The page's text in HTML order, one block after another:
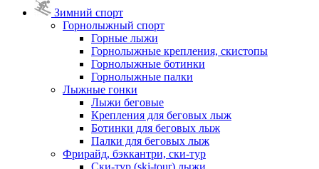
Зимний спорт
Горнолыжный спорт
Горные лыжи
Горнолыжные крепления, скистопы
Горнолыжные ботинки
Горнолыжные палки
Лыжные гонки
Лыжи беговые
Крепления для беговых лыж
Ботинки для беговых лыж
Палки для беговых лыж
Фрирайд, бэккантри, ски-тур